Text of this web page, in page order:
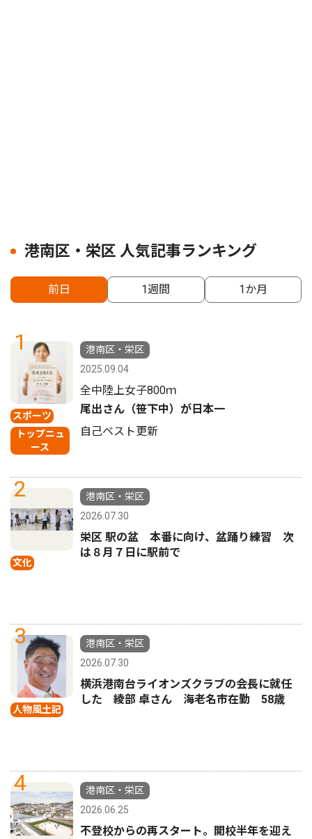
港南区・栄区 人気記事ランキング
前日 1週間 1か月
1
スポーツ
トップニュ
ース
港南区・栄区
2025.09.04
全中陸上女子800ｍ
尾出さん（笹下中）が日本一
自己ベスト更新
2
文化
港南区・栄区
2026.07.30
栄区 駅の盆 本番に向け、盆踊り練習 次
は８月７日に駅前で
3
人物風土記
港南区・栄区
2026.07.30
横浜港南台ライオンズクラブの会長に就任
した 綾部 卓さん 海老名市在勤 58歳
4
港南区・栄区
2026.06.25
不登校からの再スタート。開校半年を迎え